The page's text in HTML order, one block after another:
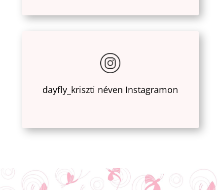
dayfly_kriszti néven Instagramon